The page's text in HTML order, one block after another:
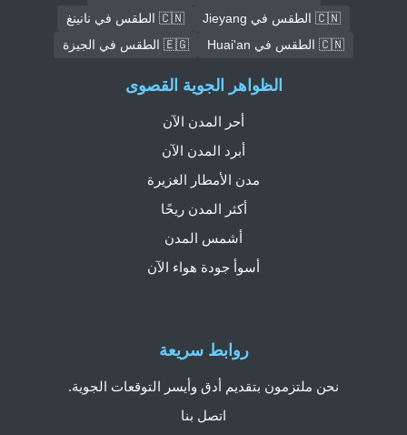
🇨🇳 الطقس في Jieyang
🇨🇳 الطقس في نانينغ
🇨🇳 الطقس في Huai'an
🇪🇬 الطقس في الجيزة
روابط سريعة
نحن ملتزمون بتقديم أدق وأيسر التوقعات الجوية.
اتصل بنا
الظواهر الجوية القصوى
أحر المدن الآن
أبرد المدن الآن
مدن الأمطار الغزيرة
أكثر المدن ريحًا
أشمس المدن
أسوأ جودة هواء الآن